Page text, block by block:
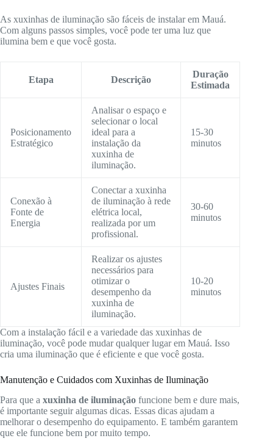
As xuxinhas de iluminação são fáceis de instalar em Mauá.
Com alguns passos simples, você pode ter uma luz que
ilumina bem e que você gosta.
Etapa Descrição
Duração
Estimada
Posicionamento
Estratégico
Analisar o espaço e
selecionar o local
ideal para a
instalação da
xuxinha de
iluminação.
15-30
minutos
Conexão à
Fonte de
Energia
Conectar a xuxinha
de iluminação à rede
elétrica local,
realizada por um
profissional.
30-60
minutos
Ajustes Finais
Realizar os ajustes
necessários para
otimizar o
desempenho da
xuxinha de
iluminação.
10-20
minutos
Com a instalação fácil e a variedade das xuxinhas de
iluminação, você pode mudar qualquer lugar em Mauá. Isso
cria uma iluminação que é eficiente e que você gosta.
Manutenção e Cuidados com Xuxinhas de Iluminação
Para que a xuxinha de iluminação funcione bem e dure mais,
é importante seguir algumas dicas. Essas dicas ajudam a
melhorar o desempenho do equipamento. E também garantem
que ele funcione bem por muito tempo.